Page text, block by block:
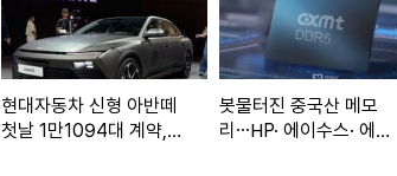
현대자동차 신형 아반떼
첫날 1만1094대 계약,
봇물터진 중국산 메모
리⋯HP· 에이수스· 에이